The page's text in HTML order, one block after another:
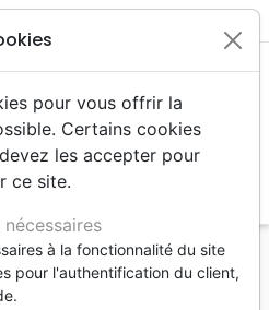
Croissance spirituelle
pour vous offrir la
Certains cookies
les accepter pour
ce site.
à la fonctionnalité du site
pour l'authentification du client,